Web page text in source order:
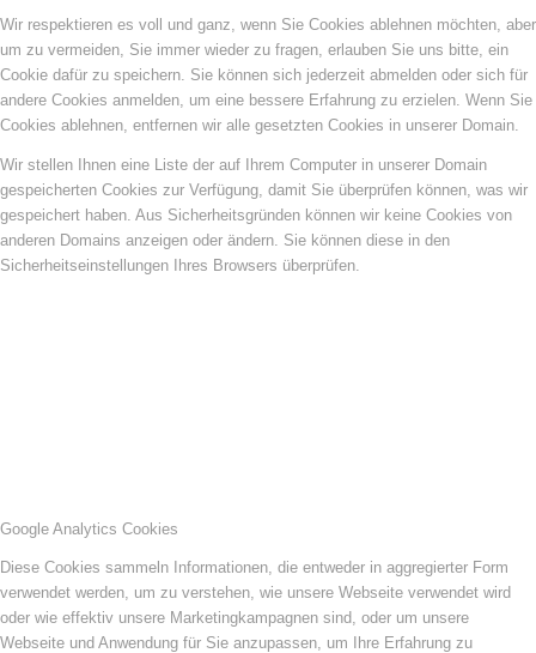
Wir respektieren es voll und ganz, wenn Sie Cookies ablehnen möchten, aber
um zu vermeiden, Sie immer wieder zu fragen, erlauben Sie uns bitte, ein
Cookie dafür zu speichern. Sie können sich jederzeit abmelden oder sich für
andere Cookies anmelden, um eine bessere Erfahrung zu erzielen. Wenn Sie
Cookies ablehnen, entfernen wir alle gesetzten Cookies in unserer Domain.
Wir stellen Ihnen eine Liste der auf Ihrem Computer in unserer Domain
gespeicherten Cookies zur Verfügung, damit Sie überprüfen können, was wir
gespeichert haben. Aus Sicherheitsgründen können wir keine Cookies von
anderen Domains anzeigen oder ändern. Sie können diese in den
Sicherheitseinstellungen Ihres Browsers überprüfen.
Google Analytics Cookies
Diese Cookies sammeln Informationen, die entweder in aggregierter Form
verwendet werden, um zu verstehen, wie unsere Webseite verwendet wird
oder wie effektiv unsere Marketingkampagnen sind, oder um unsere
Webseite und Anwendung für Sie anzupassen, um Ihre Erfahrung zu